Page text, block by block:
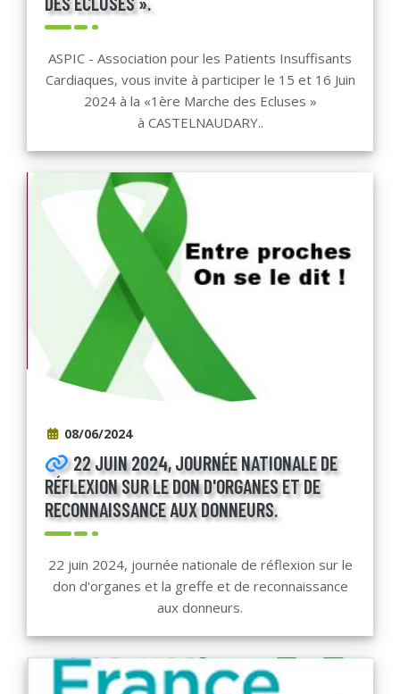
ASPIC - Association pour les Patients Insuffisants
Cardiaques, vous invite à participer le 15 et 16 Juin
2024 à la «1ère Marche des Ecluses »
à CASTELNAUDARY..
08/06/2024
22 JUIN 2024, JOURNÉE NATIONALE DE
RÉFLEXION SUR LE DON D'ORGANES ET DE
RECONNAISSANCE AUX DONNEURS.
22 juin 2024, journée nationale de réflexion sur le
don d'organes et la greffe et de reconnaissance
aux donneurs.